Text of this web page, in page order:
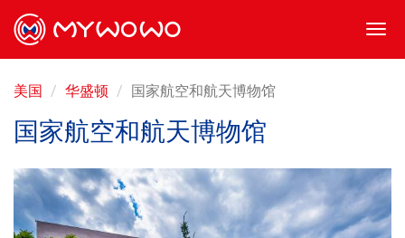
美国 华盛顿 国家航空和航天博物馆
国家航空和航天博物馆